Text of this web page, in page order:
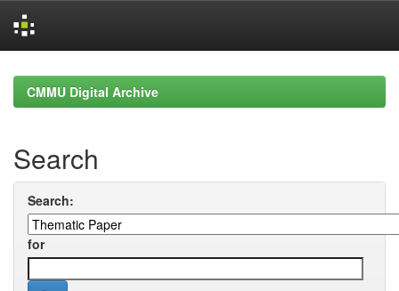
navigationCMMU Digital Archive
Search
Search:
for